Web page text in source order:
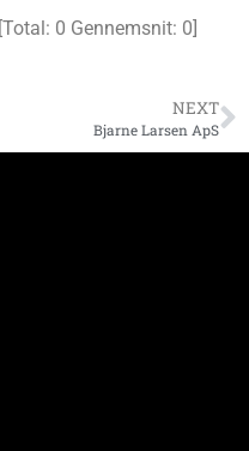
[Total: 0 Gennemsnit: 0
NEXT
Bjarne Larsen ApS